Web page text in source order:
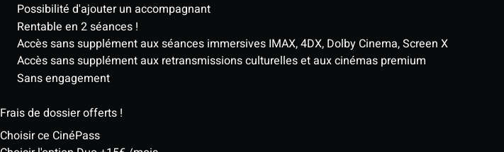
Possibilité d'ajouter un accompagnant
Rentable en 2 séances !
Accès sans supplément aux séances immersives IMAX, 4DX, Dolby Cinema, Screen X
Accès sans supplément aux retransmissions culturelles et aux cinémas premium
Sans engagement
Frais de dossier offerts !
Choisir ce CinéPass